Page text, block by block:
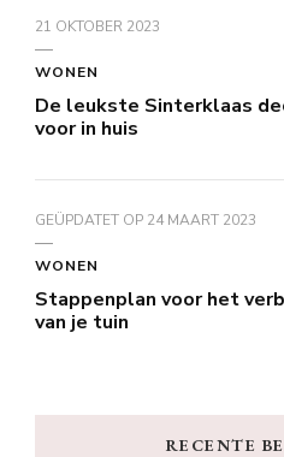
21 OKTOBER 2023
WONEN
De leukste Sinterklaas
voor in huis
GEÜPDATET OP 24 MAART 2023
WONEN
Stappenplan voor het
van je tuin
RECENTE